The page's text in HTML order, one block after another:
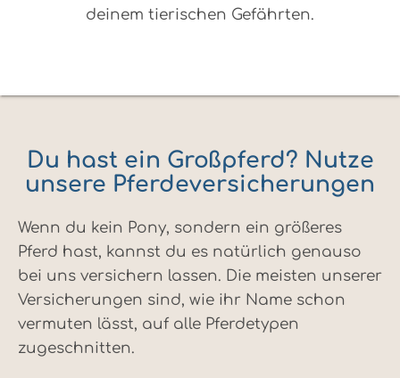
deinem tierischen Gefährten.
Du hast ein Großpferd? Nutze
unsere Pferdeversicherungen
Wenn du kein Pony, sondern ein größeres
Pferd hast, kannst du es natürlich genauso
bei uns versichern lassen. Die meisten unserer
Versicherungen sind, wie ihr Name schon
vermuten lässt, auf alle Pferdetypen
zugeschnitten.